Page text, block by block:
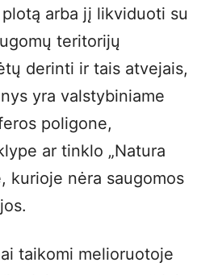
arba jį likviduoti su
teritorijų
derinti ir tais atvejais,
yra valstybiniame
poligone,
ar tinklo „Natura
kurioje nėra saugomos
taikomi melioruotoje